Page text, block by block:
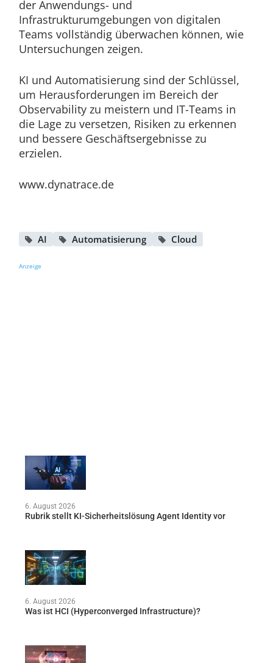
der Anwendungs- und
Infrastrukturumgebungen von digitalen
Teams vollständig überwachen können, wie
Untersuchungen zeigen.
KI und Automatisierung sind der Schlüssel,
um Herausforderungen im Bereich der
Observability zu meistern und IT-Teams in
die Lage zu versetzen, Risiken zu erkennen
und bessere Geschäftsergebnisse zu
erzielen.
www.dynatrace.de
AI Automatisierung Cloud
Anzeige
6. August 2026
Rubrik stellt KI-Sicherheitslösung Agent Identity vor
6. August 2026
Was ist HCI (Hyperconverged Infrastructure)?